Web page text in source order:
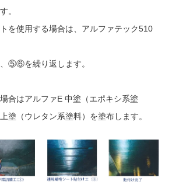
。
を使用する場合は、アルファテック510
⑤⑥を繰り返します。
合はアルファE 中塗（エポキシ系塗
塗（ウレタン系塗料）を塗布します。